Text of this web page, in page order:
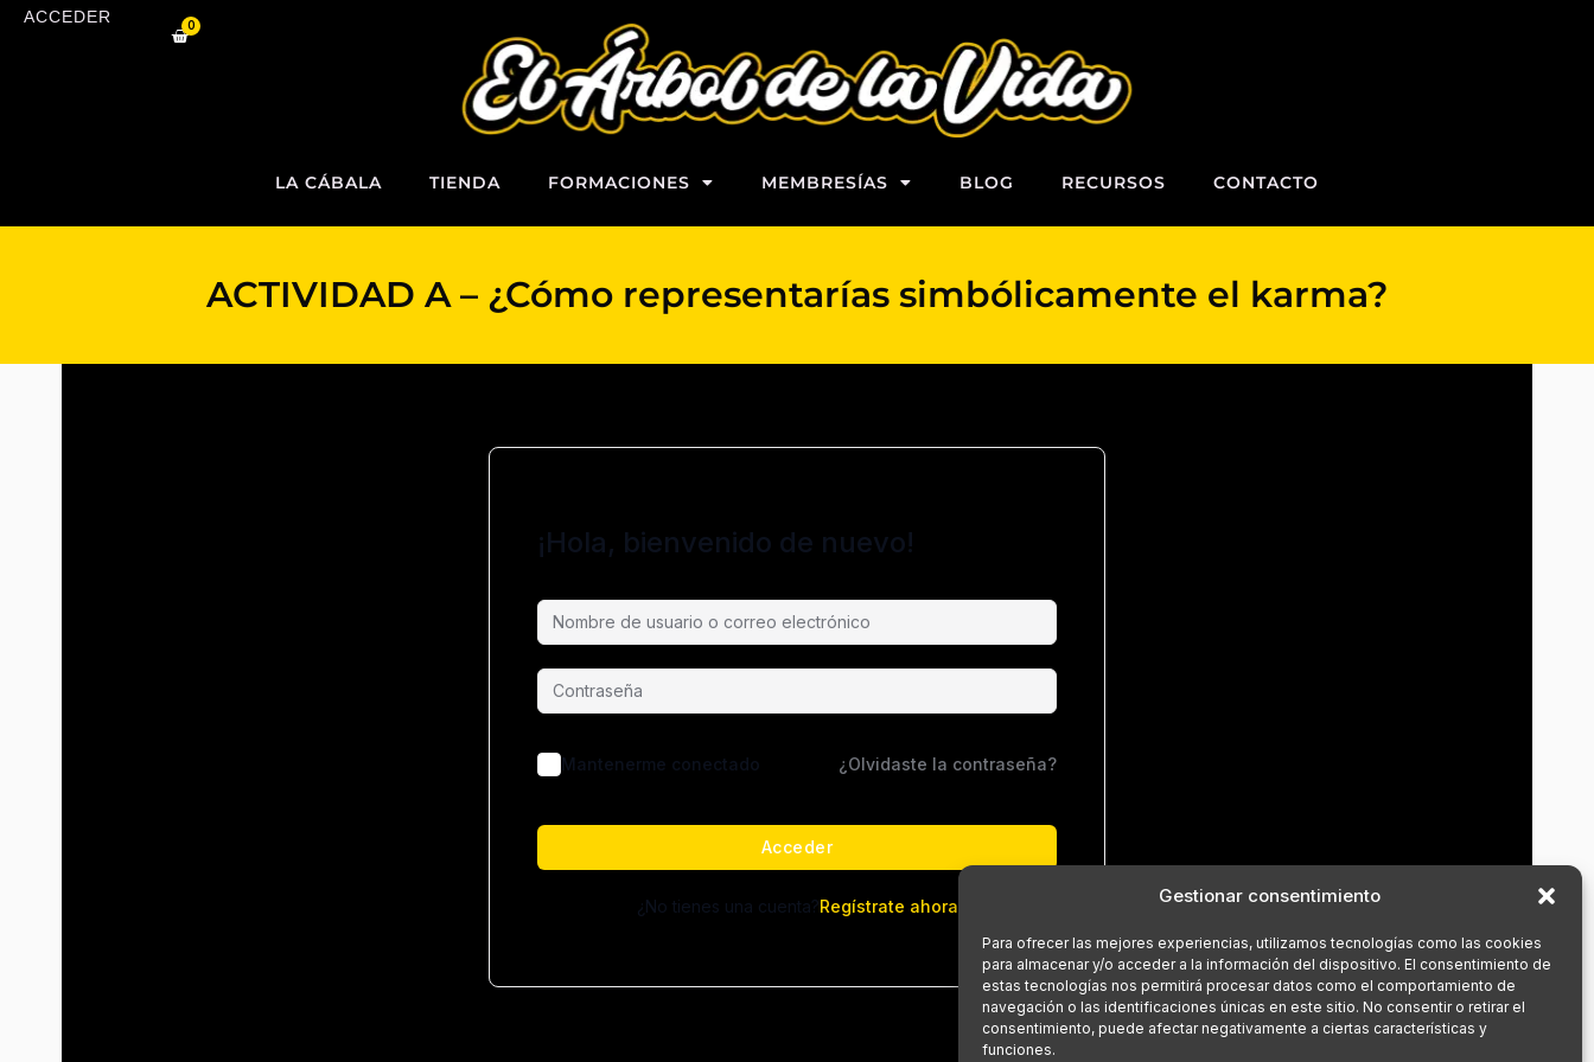
Gestionar consentimiento
Para ofrecer las mejores experiencias, utilizamos tecnologías como las cookies
para almacenar y/o acceder a la información del dispositivo. El consentimiento de
estas tecnologías nos permitirá procesar datos como el comportamiento de
navegación o las identificaciones únicas en este sitio. No consentir o retirar el
consentimiento, puede afectar negativamente a ciertas características y
funciones.
ACCEDER 0
Carrito
LA CÁBALA TIENDA FORMACIONES MEMBRESÍAS BLOG RECURSOS CONTACTO
ACTIVIDAD A – ¿Cómo representarías simbólicamente el karma?
¡Hola, bienvenido de nuevo!
Mantenerme conectado ¿Olvidaste la contraseña?
Acceder
¿No tienes una cuenta?Regístrate ahora